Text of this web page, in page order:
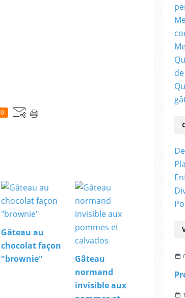
0
Gâteau au
chocolat façon
"brownie"
Gâteau
normand
invisible aux